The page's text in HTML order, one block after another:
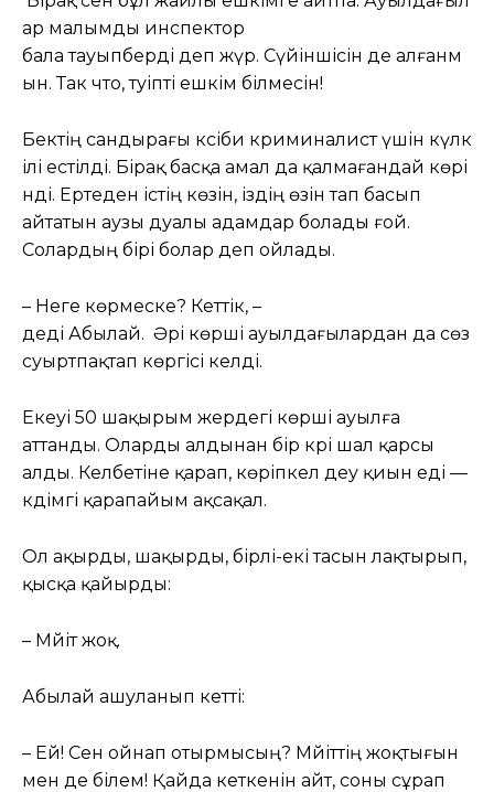
ар малымды инспектор
бала тауыпберді деп жүр. Сүйіншісін де алғанм
ын. Так что, тәуіпті ешкім білмесін!
Бектің сандырағы кәсіби криминалист үшін күлк
ілі естілді. Бірақ басқа амал да қалмағандай көрі
нді. Ертеден істің көзін, іздің өзін тап басып
айтатын аузы дуалы адамдар болады ғой.
Солардың бірі болар деп ойлады.
– Неге көрмеске? Кеттік, –
деді Абылай. Әрі көрші ауылдағылардан да сөз
суыртпақтап көргісі келді.
Екеуі 50 шақырым жердегі көрші ауылға
аттанды. Оларды алдынан бір кәрі шал қарсы
алды. Келбетіне қарап, көріпкел деу қиын еді —
кәдімгі қарапайым ақсақал.
Ол ақырды, шақырды, бірлі-екі тасын лақтырып,
қысқа қайырды:
– Мәйіт жоқ.
Абылай ашуланып кетті:
– Ей! Сен ойнап отырмысың? Мәйіттің жоқтығын
мен де білем! Қайда кеткенін айт, соны сұрап